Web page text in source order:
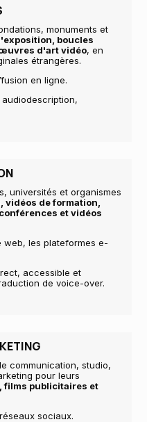
monuments et
boucles
d'art vidéo, en
étrangères.
en ligne.
universités et organismes
vidéos de formation,
et vidéos
web, les plateformes e-
accessible et
de voice-over.
communication, studio,
pour leurs
films publicitaires et
sociaux.